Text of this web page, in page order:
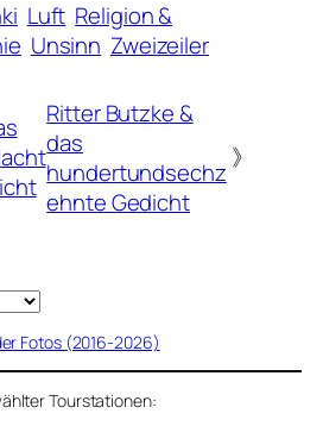
Luft Religion &
Unsinn Zweizeiler
Ritter Butzke &
das
hundertundsechz
ehnte Gedicht
》
Fotos (2016-2026)
Tourstationen: